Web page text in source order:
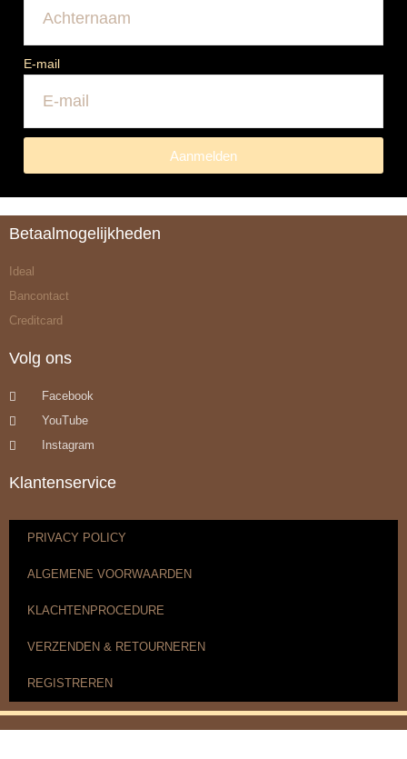
E-mail
Aanmelden
Betaalmogelijkheden
Ideal
Bancontact
Creditcard
Volg ons
Facebook
YouTube
Instagram
Klantenservice
PRIVACY POLICY
ALGEMENE VOORWAARDEN
KLACHTENPROCEDURE
VERZENDEN & RETOURNEREN
REGISTREREN